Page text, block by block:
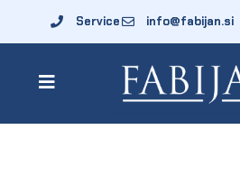
Service info@fabijan.si